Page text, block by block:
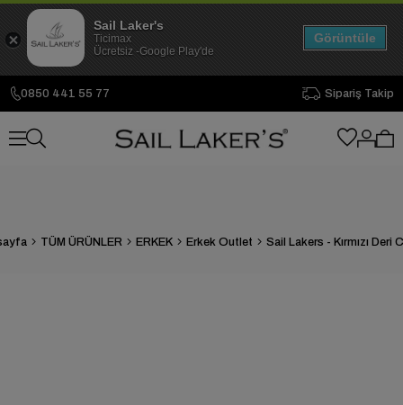
0850 441 55 77 Sipariş Takip
TÜM ÜRÜNLER ERKEK Erkek Outlet
Sail Laker's
Ticimax
Ücretsiz -Google Play'de
Görüntüle